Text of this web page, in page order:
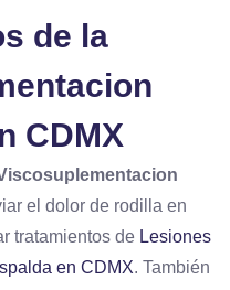
de la
CDMX
el dolor de rodilla en
tratamientos de Lesiones
en CDMX. También